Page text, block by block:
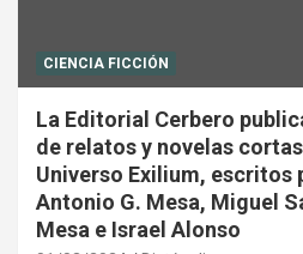
CIENCIA FICCIÓN
La Editorial Cerbero
de relatos y novelas
Universo Exilium, escritos
Antonio G. Mesa, Miguel
Mesa e Israel Alonso